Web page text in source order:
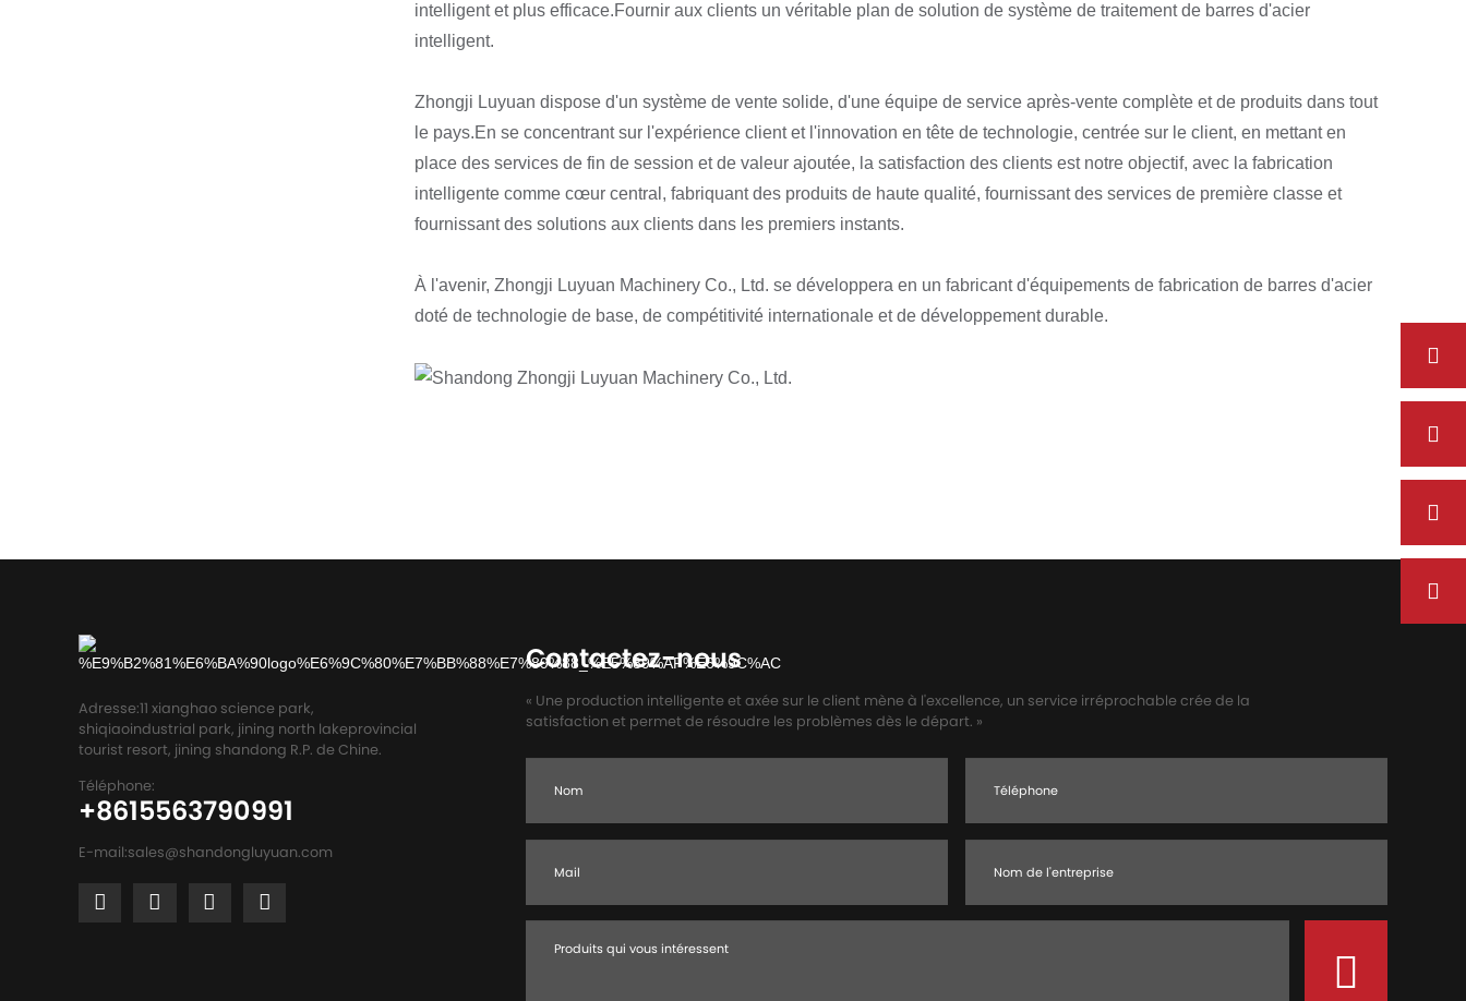
intelligent et plus efficace.Fournir aux clients un véritable plan de solution de système de traitement de barres d'acier
intelligent.
Zhongji Luyuan dispose d'un système de vente solide, d'une équipe de service après-vente complète et de produits dans tout
le pays.En se concentrant sur l'expérience client et l'innovation en tête de technologie, centrée sur le client, en mettant en
place des services de fin de session et de valeur ajoutée, la satisfaction des clients est notre objectif, avec la fabrication
intelligente comme cœur central, fabriquant des produits de haute qualité, fournissant des services de première classe et
fournissant des solutions aux clients dans les premiers instants.
À l'avenir, Zhongji Luyuan Machinery Co., Ltd. se développera en un fabricant d'équipements de fabrication de barres d'acier
doté de technologie de base, de compétitivité internationale et de développement durable.
Adresse:11 xianghao science park,
shiqiaoindustrial park, jining north lakeprovincial
tourist resort, jining shandong R.P. de Chine.
Téléphone:
+8615563790991
E-mail:sales@shandongluyuan.com
Contactez-nous
« Une production intelligente et axée sur le client mène à l'excellence, un service irréprochable crée de la
satisfaction et permet de résoudre les problèmes dès le départ. »